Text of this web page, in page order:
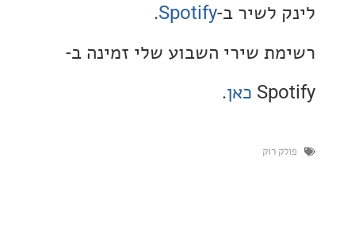
לשיר ב-Spotify
.
שירי השבוע שלי זמינה ב-
כאן.